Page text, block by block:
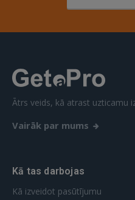
Ātrs veids, kā atrast uzticamu
Vairāk par mums
Kā tas darbojas
Kā izveidot pasūtījumu